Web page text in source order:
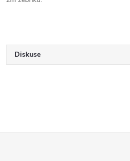
Diskuse